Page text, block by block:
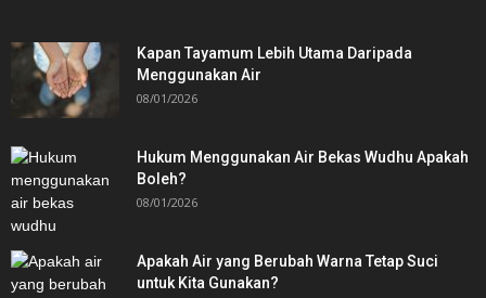
Kapan Tayamum Lebih Utama Daripada
Menggunakan Air
08/01/2026
Hukum Menggunakan Air Bekas Wudhu Apakah
Boleh?
08/01/2026
Apakah Air yang Berubah Warna Tetap Suci
untuk Kita Gunakan?